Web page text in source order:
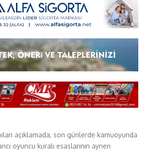
açıklamada, son günlerde kamuoyunda
oyuncu kuralı esaslarının aynen